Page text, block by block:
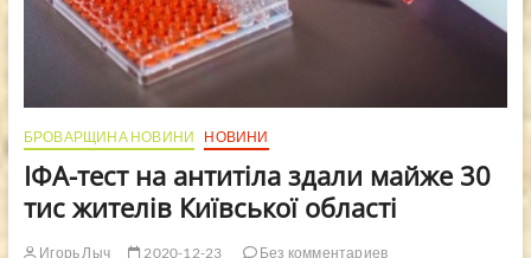
БРОВАРЩИНА НОВИНИ НОВИНИ
ІФА-тест на антитіла здали майже 30
тис жителів Київської області
Игорь Лыч 2020-12-23 Без комментариев